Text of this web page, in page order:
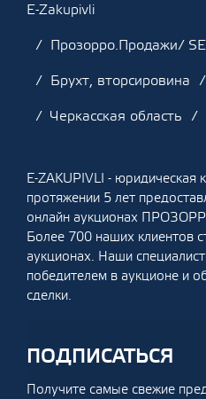
E-Zakupivli
Прозорро.Продажи/
Брухт, вторсировина
Черкасская область
E-ZAKUPIVLI - юридическая
протяжении 5 лет
онлайн аукционах
Более 700 наших клиентов
аукционах. Наши
победителем в аукционе и
сделки.
ПОДПИСАТЬСЯ
Получите самые свежие